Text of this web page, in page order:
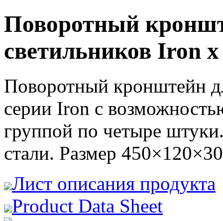
Поворотный
светильников Iron
Поворотный кронштейн
серии Iron с
группой по четыре
стали. Размер
Лист описания продукта
Product Data Sheet